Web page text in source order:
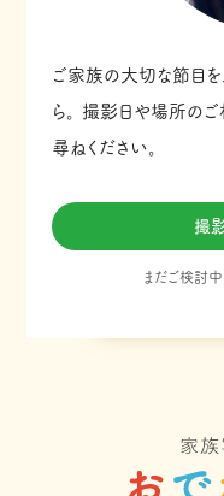
ご家族の大切な節目
ら。
撮影日や場所のご
尋ねください。
撮
まだご検討中